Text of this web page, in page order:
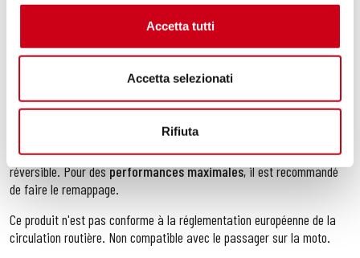
Accetta tutti
Accetta selezionati
Rifiuta
effectuée dans un environnement contrôlé et les
bagues usinées à partir du plein à l'aidede l'usinage CNC
rend l'assemblageextrêmementsimple. Le corps du silencieux est
fibre de carbone en titane
précieuse plaquette d'aluminium avec le logoSC-Project
que celle utilisée sur les échappements de notredépartement
L'installation du kit est entièrementplug and playet est totalement
réversible. Pour desperformances maximales, il est recommandé
de faire le remappage.
Ce produit n'est pas conforme à la réglementation européenne de la
circulation routière. Non compatible avec le passager sur la moto.